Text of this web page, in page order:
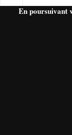
En poursuivant